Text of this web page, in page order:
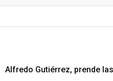
Alfredo Gutiérrez, prende